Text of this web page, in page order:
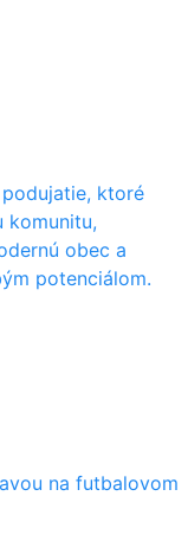
ktoré
komunitu,
obec a
potenciálom.
na futbalovom